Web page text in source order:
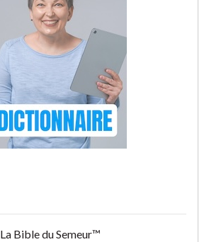
La Bible du Semeur™